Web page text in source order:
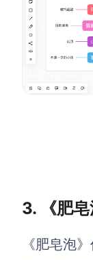
AI生成Smart
AI生成波士
AI生成波特五
AI生成
3. 《肥
《肥皂泡